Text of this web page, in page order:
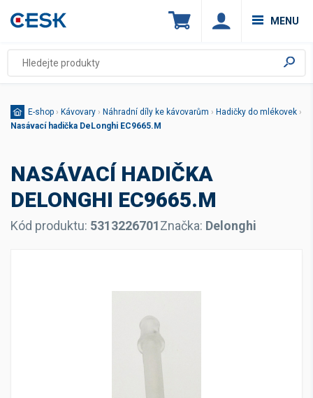
MENU
E-shop › Kávovary › Náhradní díly ke kávovarům › Hadičky do mlékovek ›
Nasávací hadička DeLonghi EC9665.M
NASÁVACÍ HADIČKA
DELONGHI EC9665.M
Kód produktu: 5313226701Značka: Delonghi